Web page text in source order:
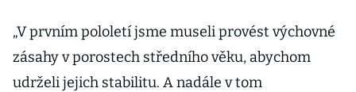
„V prvním pololetí jsme museli provést výchovné
zásahy v porostech středního věku, abychom
udrželi jejich stabilitu. A nadále v tom